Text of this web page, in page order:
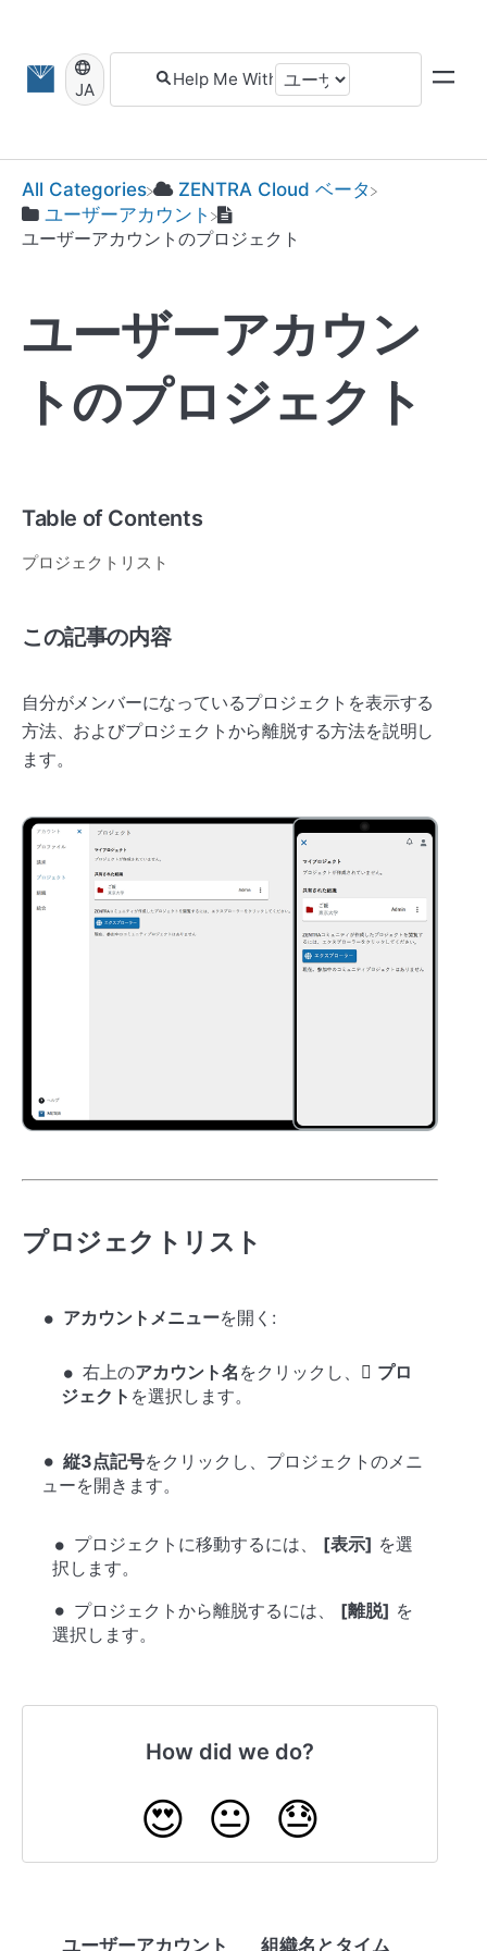
JA
All Categories
​ZENTRA Cloud ベータ
​ユーザーアカウント
ユーザーアカウントのプロジェクト
ユーザーアカウン
トのプロジェクト
Table of Contents
プロジェクトリスト
この記事の内容
自分がメンバーになっているプロジェクトを表示する
方法、およびプロジェクトから離脱する方法を説明し
ます。
プロジェクトリスト
アカウントメニューを開く:
右上のアカウント名 をクリックし、
プロ
ジェクト を選択します。
縦3点記号をクリックし、プロジェクトのメニ
ューを開きます。
プロジェクトに移動するには、 [表示] を選
択します。
プロジェクトから離脱するには、 [離脱] を
選択します。
How did we do?
😍 😐 😓
ユーザーアカウント 組織名とタイム